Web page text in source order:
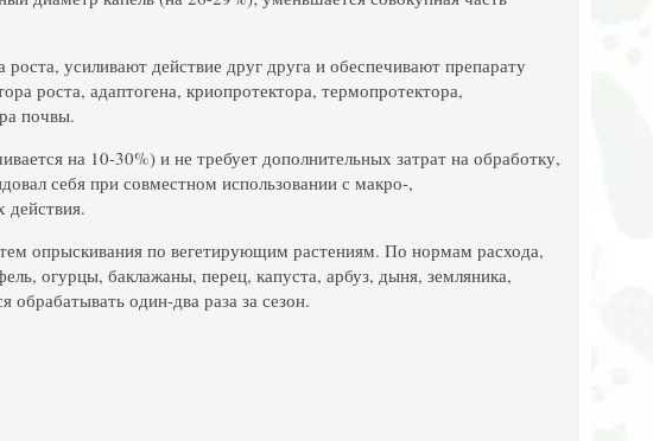
усиливают действие друг друга и обеспечивают препарату
роста, адаптогена, криопротектора, термопротектора,
почвы.
на 10-30%) и не требует дополнительных затрат на обработку,
себя при совместном использовании с макро-,
опрыскивания по вегетирующим растениям. По нормам расхода,
огурцы, баклажаны, перец, капуста, арбуз, дыня, земляника,
обрабатывать один-два раза за сезон.